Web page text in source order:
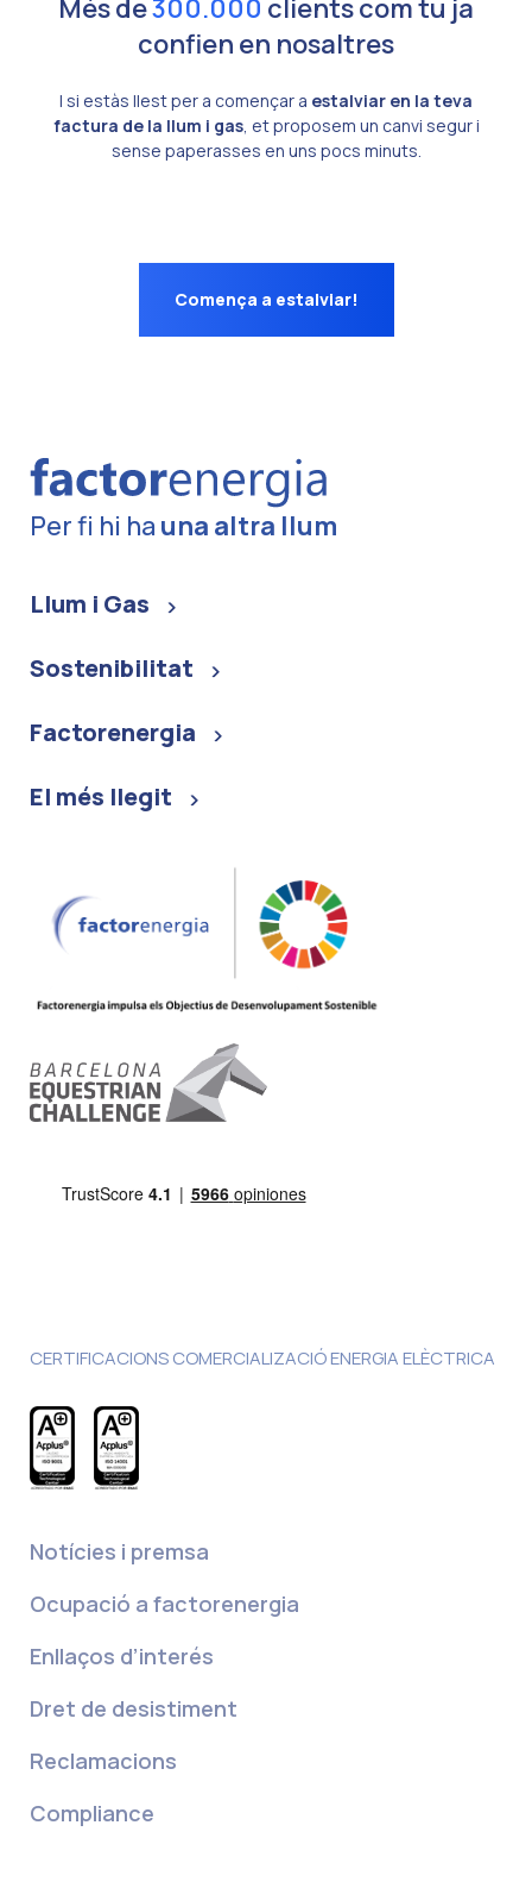
Més de300.000 clients com tu ja
confien en nosaltres
I si estàs llest per a començar a estalviar en la teva
factura de la llum i gas, et proposem un canvi segur i
sense paperasses en uns pocs minuts.
Comença a estalviar!
Per fi hi ha una altra llum
Llum i Gas
Sostenibilitat
Factorenergia
El més llegit
CERTIFICACIONS COMERCIALIZACIÓ ENERGIA ELÈCTRICA
Notícies i premsa
Ocupació a factorenergia
Enllaços d’interés
Dret de desistiment
Reclamacions
Compliance